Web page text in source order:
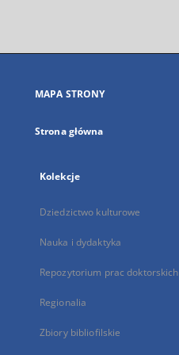
się
karcie
MAPA STRONY
Strona główna
Kolekcje
Dziedzictwo kulturowe
Nauka i dydaktyka
Repozytorium prac doktorskich
Regionalia
Zbiory bibliofilskie